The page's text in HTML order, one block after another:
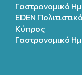
Γαστρονομικό
EDEN
Κύπρος
Γαστρονομικό